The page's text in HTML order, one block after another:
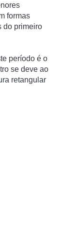
formas
do primeiro
período é o
se deve ao
retangular